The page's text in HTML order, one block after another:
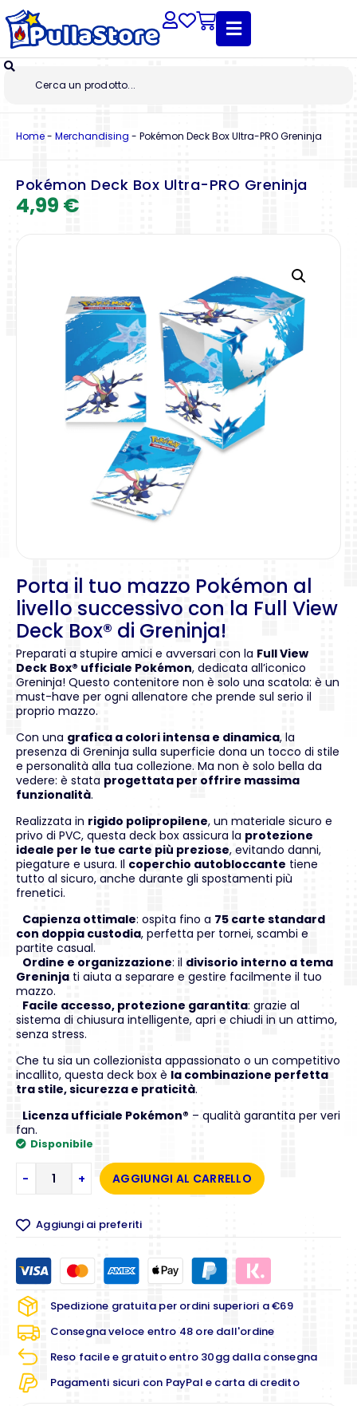
Home- Merchandising - Pokémon Deck Box Ultra-PRO Greninja
Pokémon Deck Box Ultra-PRO Greninja
4,99 €
Porta il tuo mazzo Pokémon al
livello successivo con la Full View
Deck Box® di Greninja!
Preparati a stupire amici e avversari con la Full View
Deck Box® ufficiale Pokémon, dedicata all’iconico
Greninja! Questo contenitore non è solo una scatola: è un
must-have per ogni allenatore che prende sul serio il
proprio mazzo.
Con una grafica a colori intensa e dinamica, la
presenza di Greninja sulla superficie dona un tocco di stile
e personalità alla tua collezione. Ma non è solo bella da
vedere: è stata progettata per offrire massima
funzionalità.
Realizzata in rigido polipropilene, un materiale sicuro e
privo di PVC, questa deck box assicura la protezione
ideale per le tue carte più preziose, evitando danni,
piegature e usura. Il coperchio autobloccante tiene
tutto al sicuro, anche durante gli spostamenti più
frenetici.
Capienza ottimale: ospita fino a 75 carte standard
con doppia custodia, perfetta per tornei, scambi e
partite casual.
Ordine e organizzazione: il divisorio interno a tema
Greninja ti aiuta a separare e gestire facilmente il tuo
mazzo.
Facile accesso, protezione garantita: grazie al
sistema di chiusura intelligente, apri e chiudi in un attimo,
senza stress.
Che tu sia un collezionista appassionato o un competitivo
incallito, questa deck box è la combinazione perfetta
tra stile, sicurezza e praticità.
Licenza ufficiale Pokémon® – qualità garantita per veri
fan.
Disponibile
- + AGGIUNGI AL CARRELLO
Aggiungi ai preferiti
Spedizione gratuita per ordini superiori a €69
Consegna veloce entro 48 ore dall'ordine
Reso facile e gratuito entro 30gg dalla consegna
Pagamenti sicuri con PayPal e carta di credito